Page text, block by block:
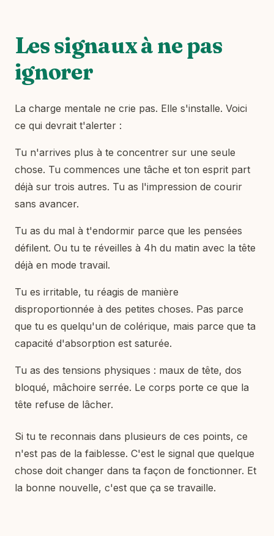
Les signaux à ne pas
ignorer
La charge mentale ne crie pas. Elle s'installe. Voici
ce qui devrait t'alerter :
Tu n'arrives plus à te concentrer sur une seule
chose. Tu commences une tâche et ton esprit part
déjà sur trois autres. Tu as l'impression de courir
sans avancer.
Tu as du mal à t'endormir parce que les pensées
défilent. Ou tu te réveilles à 4h du matin avec la tête
déjà en mode travail.
Tu es irritable, tu réagis de manière
disproportionnée à des petites choses. Pas parce
que tu es quelqu'un de colérique, mais parce que ta
capacité d'absorption est saturée.
Tu as des tensions physiques : maux de tête, dos
bloqué, mâchoire serrée. Le corps porte ce que la
tête refuse de lâcher.
Si tu te reconnais dans plusieurs de ces points, ce
n'est pas de la faiblesse. C'est le signal que quelque
chose doit changer dans ta façon de fonctionner. Et
la bonne nouvelle, c'est que ça se travaille.